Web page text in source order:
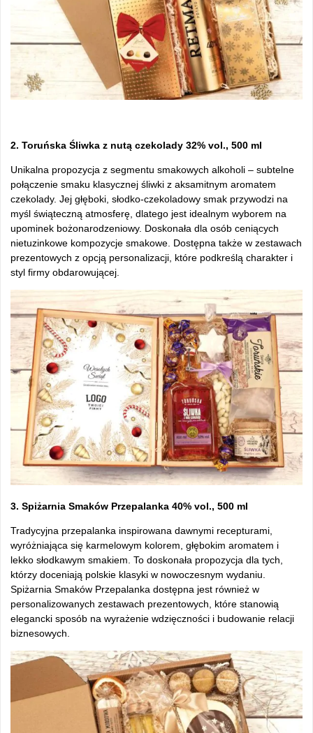
2. Toruńska Śliwka z nutą czekolady 32% vol., 500 ml
Unikalna propozycja z segmentu smakowych alkoholi – subtelne
połączenie smaku klasycznej śliwki z aksamitnym aromatem
czekolady. Jej głęboki, słodko-czekoladowy smak przywodzi na
myśl świąteczną atmosferę, dlatego jest idealnym wyborem na
upominek bożonarodzeniowy. Doskonała dla osób ceniących
nietuzinkowe kompozycje smakowe. Dostępna także w zestawach
prezentowych z opcją personalizacji, które podkreślą charakter i
styl firmy obdarowującej.
3. Spiżarnia Smaków Przepalanka 40% vol., 500 ml
Tradycyjna przepalanka inspirowana dawnymi recepturami,
wyróżniająca się karmelowym kolorem, głębokim aromatem i
lekko słodkawym smakiem. To doskonała propozycja dla tych,
którzy doceniają polskie klasyki w nowoczesnym wydaniu.
Spiżarnia Smaków Przepalanka dostępna jest również w
personalizowanych zestawach prezentowych, które stanowią
elegancki sposób na wyrażenie wdzięczności i budowanie relacji
biznesowych.